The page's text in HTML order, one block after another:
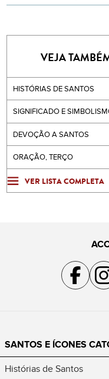
VEJA
HISTÓRIAS DE SANTOS
SIGNIFICADO E
DEVOÇÃO A SANTOS
ORAÇÃO, TERÇO
VER LISTA COMPLETA
Acompanhe
SANTOS E ÍCONES
Histórias de Santos